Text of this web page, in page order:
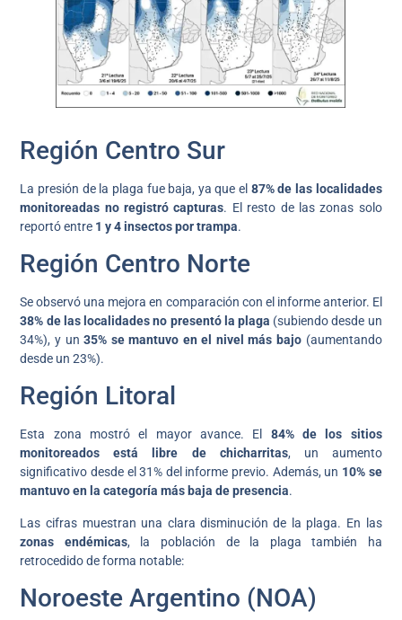
Región Centro Sur
La presión de la plaga fue baja, ya que el 87% de las localidades
monitoreadas no registró capturas. El resto de las zonas solo
reportó entre 1 y 4 insectos por trampa.
Región Centro Norte
Se observó una mejora en comparación con el informe anterior. El
38% de las localidades no presentó la plaga (subiendo desde un
34%), y un35% se mantuvo en el nivel más bajo (aumentando
desde un 23%).
Región Litoral
Esta zona mostró el mayor avance. El 84% de los sitios
monitoreados está libre de chicharritas, un aumento
significativo desde el 31% del informe previo. Además, un 10% se
mantuvo en la categoría más baja de presencia.
Las cifras muestran una clara disminución de la plaga. En las
zonas endémicas, la población de la plaga también ha
retrocedido de forma notable:
Noroeste Argentino (NOA)